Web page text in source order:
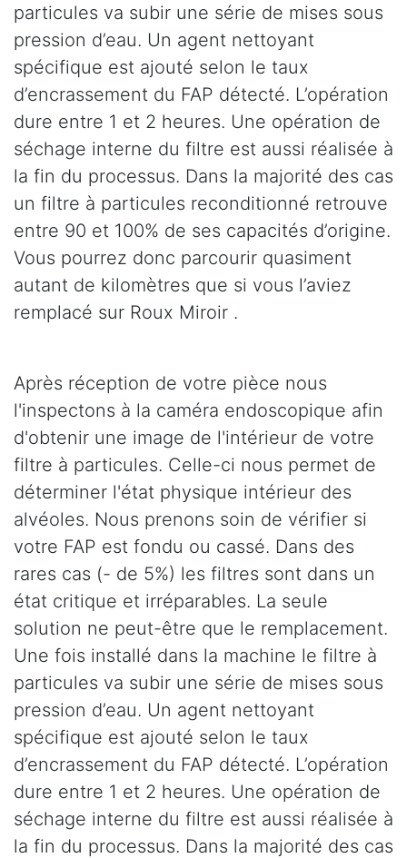
particules va subir une série de mises sous
pression d’eau. Un agent nettoyant
spécifique est ajouté selon le taux
d’encrassement du FAP détecté. L’opération
dure entre 1 et 2 heures. Une opération de
séchage interne du filtre est aussi réalisée à
la fin du processus. Dans la majorité des cas
un filtre à particules reconditionné retrouve
entre 90 et 100% de ses capacités d’origine.
Vous pourrez donc parcourir quasiment
autant de kilomètres que si vous l’aviez
remplacé sur Roux Miroir .
Après réception de votre pièce nous
l'inspectons à la caméra endoscopique afin
d'obtenir une image de l'intérieur de votre
filtre à particules. Celle-ci nous permet de
déterminer l'état physique intérieur des
alvéoles. Nous prenons soin de vérifier si
votre FAP est fondu ou cassé. Dans des
rares cas (- de 5%) les filtres sont dans un
état critique et irréparables. La seule
solution ne peut-être que le remplacement.
Une fois installé dans la machine le filtre à
particules va subir une série de mises sous
pression d’eau. Un agent nettoyant
spécifique est ajouté selon le taux
d’encrassement du FAP détecté. L’opération
dure entre 1 et 2 heures. Une opération de
séchage interne du filtre est aussi réalisée à
la fin du processus. Dans la majorité des cas